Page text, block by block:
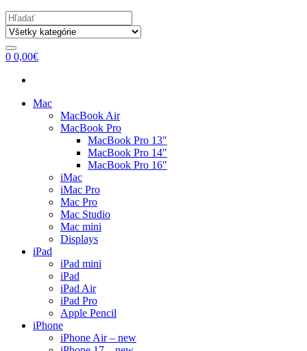
Search
for:
0 0,00€
Mac
MacBook Air
MacBook Pro
MacBook Pro 13″
MacBook Pro 14″
MacBook Pro 16″
iMac
iMac Pro
Mac Pro
Mac Studio
Mac mini
Displays
iPad
iPad mini
iPad
iPad Air
iPad Pro
Apple Pencil
iPhone
iPhone Air – new